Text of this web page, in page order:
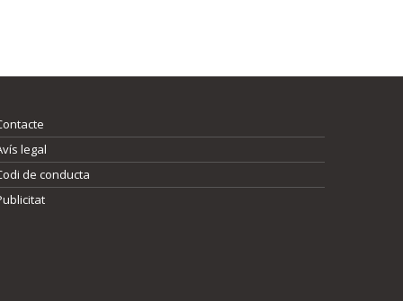
legal
de conducta